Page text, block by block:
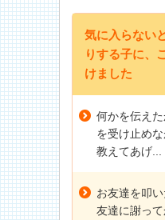
気に入らない
りする子に、
けました
何かを伝え
を受け止め
教えてあげ...
お友達を叩
友達に謝っ